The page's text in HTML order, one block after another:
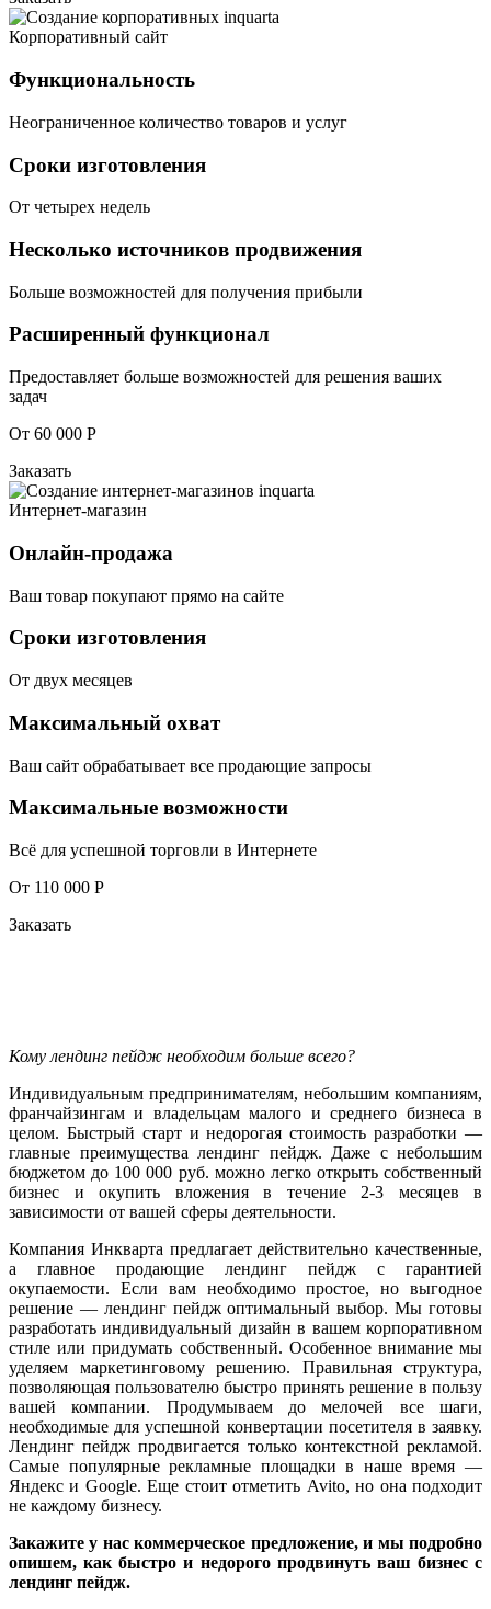
Корпоративный сайт
Функциональность
Неограниченное количество товаров и услуг
Сроки изготовления
От четырех недель
Несколько источников продвижения
Больше возможностей для получения прибыли
Расширенный функционал
Предоставляет больше возможностей для решения ваших
задач
От 60 000 Р
Заказать
Интернет-магазин
Онлайн-продажа
Ваш товар покупают прямо на сайте
Сроки изготовления
От двух месяцев
Максимальный охват
Ваш сайт обрабатывает все продающие запросы
Максимальные возможности
Всё для успешной торговли в Интернете
От 110 000 Р
Заказать
Кому лендинг пейдж необходим больше всего?
Индивидуальным предпринимателям, небольшим компаниям,
франчайзингам и владельцам малого и среднего бизнеса в
целом. Быстрый старт и недорогая стоимость разработки —
главные преимущества лендинг пейдж. Даже с небольшим
бюджетом до 100 000 руб. можно легко открыть собственный
бизнес и окупить вложения в течение 2-3 месяцев в
зависимости от вашей сферы деятельности.
Компания Инкварта предлагает действительно качественные,
а главное продающие лендинг пейдж с гарантией
окупаемости. Если вам необходимо простое, но выгодное
решение — лендинг пейдж оптимальный выбор. Мы готовы
разработать индивидуальный дизайн в вашем корпоративном
стиле или придумать собственный. Особенное внимание мы
уделяем маркетинговому решению. Правильная структура,
позволяющая пользователю быстро принять решение в пользу
вашей компании. Продумываем до мелочей все шаги,
необходимые для успешной конвертации посетителя в заявку.
Лендинг пейдж продвигается только контекстной рекламой.
Самые популярные рекламные площадки в наше время —
Яндекс и Google. Еще стоит отметить Avito, но она подходит
не каждому бизнесу.
Закажите у нас коммерческое предложение, и мы подробно
опишем, как быстро и недорого продвинуть ваш бизнес с
лендинг пейдж.